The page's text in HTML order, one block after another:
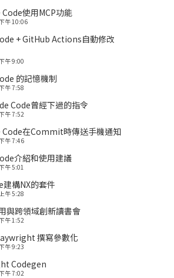
使用MCP功能
午 10:06
+ GitHub Actions自動修改
午 9:00
的記憶機制
午 7:58
Code曾經下過的指令
午 7:52
Code在Commit時傳送手機通知
午 7:46
介紹和使用建議
午 5:01
建構NX的套件
午 5:28
與跨領域創新讀書會
午 1:52
撰寫參數化
午 9:23
Codegen
午 7:02